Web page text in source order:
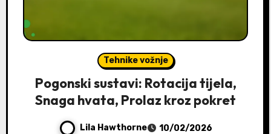
Tehnike vožnje
Pogonski sustavi: Rotacija tijela,
Snaga hvata, Prolaz kroz pokret
Lila Hawthorne
10/02/2026